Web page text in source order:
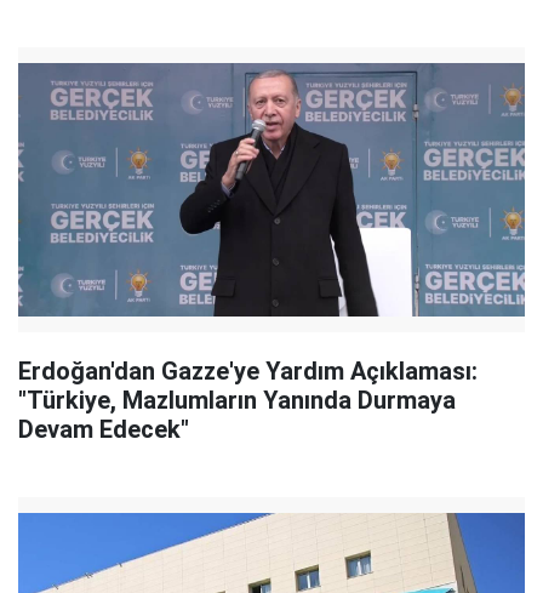
Erdoğan'dan Gazze'ye Yardım Açıklaması:
"Türkiye, Mazlumların Yanında Durmaya
Devam Edecek"